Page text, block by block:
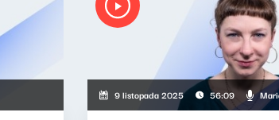
9 listopada 2025 56:09